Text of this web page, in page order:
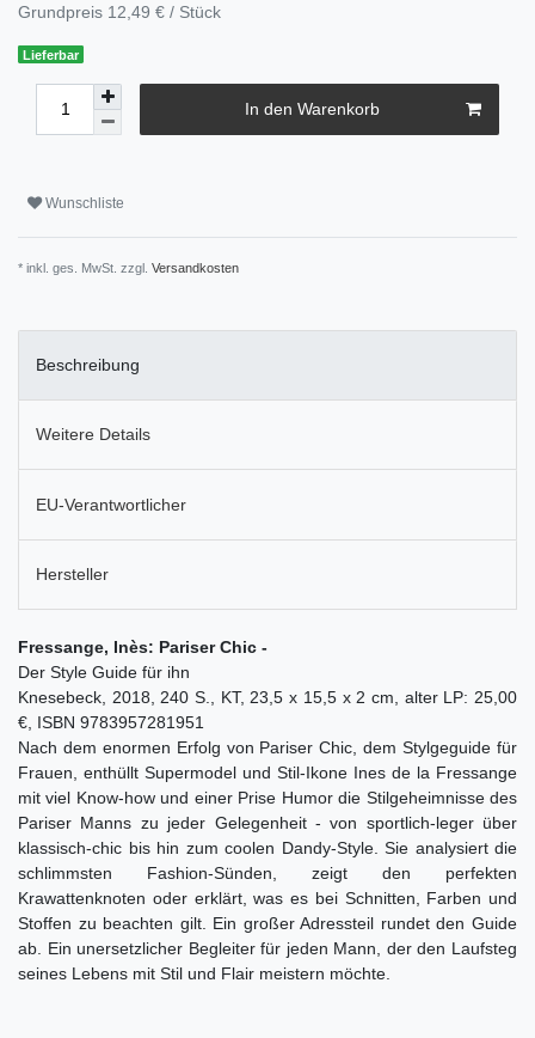
Grundpreis 12,49 € / Stück
Lieferbar
In den Warenkorb
Wunschliste
* inkl. ges. MwSt. zzgl. Versandkosten
Beschreibung
Weitere Details
EU-Verantwortlicher
Hersteller
Fressange, Inès: Pariser Chic -
Der Style Guide für ihn
Knesebeck, 2018, 240 S., KT, 23,5 x 15,5 x 2 cm, alter LP: 25,00
€, ISBN 9783957281951
Nach dem enormen Erfolg von Pariser Chic, dem Stylgeguide für
Frauen, enthüllt Supermodel und Stil-Ikone Ines de la Fressange
mit viel Know-how und einer Prise Humor die Stilgeheimnisse des
Pariser Manns zu jeder Gelegenheit - von sportlich-leger über
klassisch-chic bis hin zum coolen Dandy-Style. Sie analysiert die
schlimmsten Fashion-Sünden, zeigt den perfekten
Krawattenknoten oder erklärt, was es bei Schnitten, Farben und
Stoffen zu beachten gilt. Ein großer Adressteil rundet den Guide
ab. Ein unersetzlicher Begleiter für jeden Mann, der den Laufsteg
seines Lebens mit Stil und Flair meistern möchte.